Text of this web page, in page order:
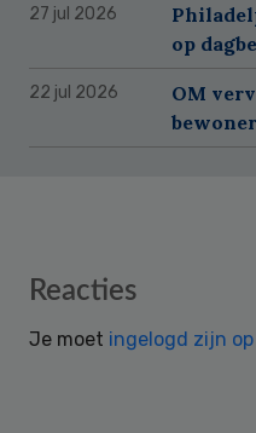
27 jul 2026
op
22 jul 2026
OM
Reader
Reacties
Je moet ingelogd zijn op